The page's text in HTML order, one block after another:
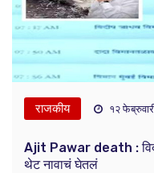
राजकीय १२
Ajit Pawar death :
थेट नावाचं घेतलं